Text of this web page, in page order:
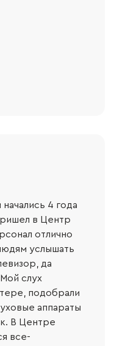
4 года
в Центр
отлично
услышать
да
слух
подобрали
аппараты
В Центре
все-